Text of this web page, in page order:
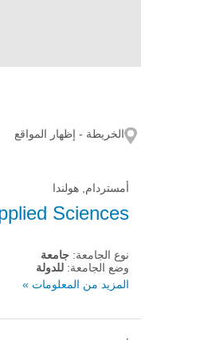
الخريطة - إظهار المواقع
أمستردام, هولندا
Sciences
نوع الجامعة: جامعة
وضع الجامعة: للدولة
المزيد من المعلومات »